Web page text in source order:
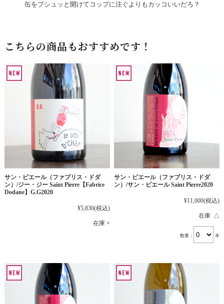
缶をプシュッと開けてコップに注ぐよりもカッコいいだろ？
こちらの商品もおすすめです！
サン・ピエール（ファブリス・ドダ
ン）/ジー・ジー Saint Pierre【Fabrice
Dodane】G.G2020
¥5,830(税込)
在庫 ×
サン・ピエール（ファブリス・ドダ
ン）/サン・ピエール Saint Pierre2020
¥11,000(税込)
在庫 △
数量： 本